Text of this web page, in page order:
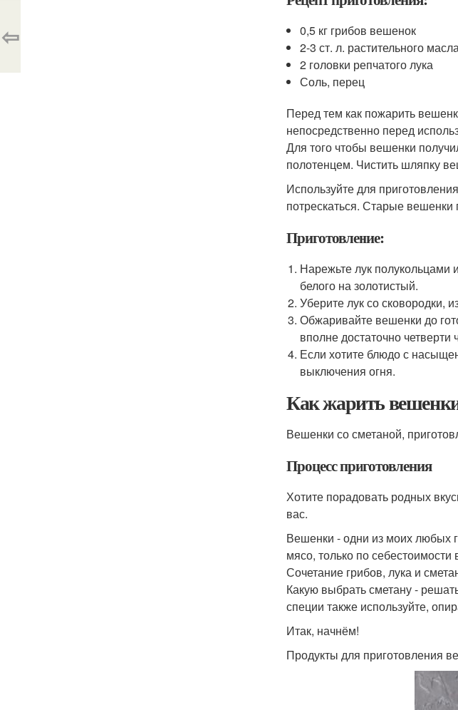
0,5 кг грибов вешенок
2-3 ст. л. растительного
2 головки репчатого лука
Соль, перец
Перед тем как пожарить
непосредственно перед
Для того чтобы вешенки
полотенцем. Чистить шляпку
Используйте для
потрескаться. Старые вешенки
Приготовление:
Нарежьте лук полукольцами
белого на золотистый.
Уберите лук со сковородки,
Обжаривайте вешенки до
вполне достаточно четверти
Если хотите блюдо с
выключения огня.
Как жарить
Вешенки со сметаной,
Процесс приготовления
Хотите порадовать родных
вас.
Вешенки - одни из моих любых
мясо, только по
Сочетание грибов, лука и
Какую выбрать сметану -
специи также используйте,
Итак, начнём!
Продукты для приготовления
⇦